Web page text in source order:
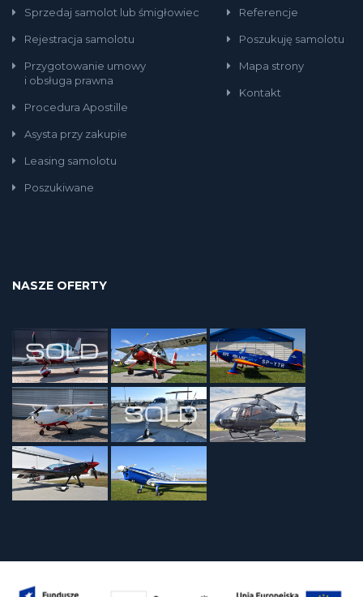
Sprzedaj samolot lub śmigłowiec
Rejestracja samolotu
Przygotowanie umowy
i obsługa prawna
Procedura Apostille
Asysta przy zakupie
Leasing samolotu
Poszukiwane
Referencje
Poszukuję samolotu
Mapa strony
Kontakt
NASZE OFERTY